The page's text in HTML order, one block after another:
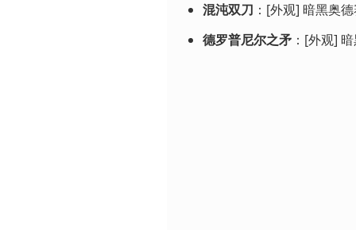
混沌双刀 ：[外观] 暗黑奥
德罗普尼尔之矛 ：[外观]